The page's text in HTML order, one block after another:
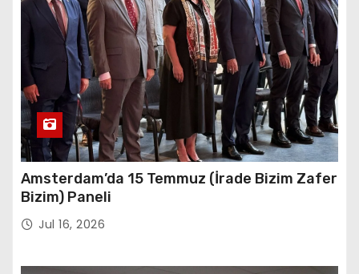
Amsterdam’da 15 Temmuz (İrade Bizim Zafer
Bizim) Paneli
Jul 16, 2026